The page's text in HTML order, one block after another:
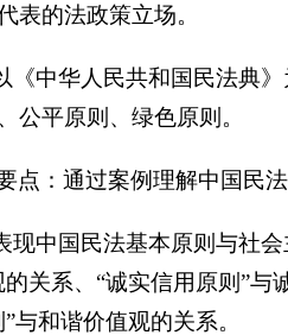
表的法政策立场。
《中华人民共和国民法典
公平原则、绿色原则。
点：通过案例理解中国民
现中国民法基本原则与社
关系、“诚实信用原则”
与和谐价值观的关系。